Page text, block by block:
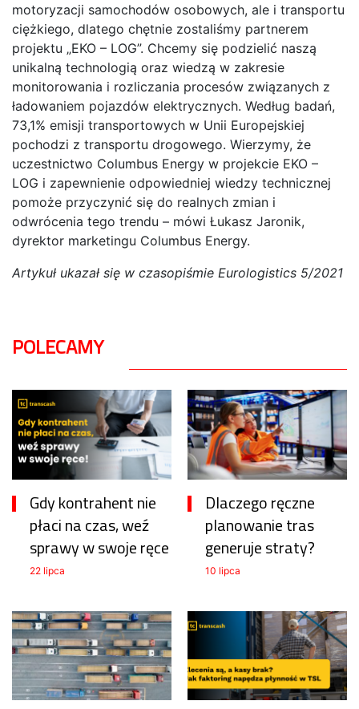
motoryzacji samochodów osobowych, ale i transportu
ciężkiego, dlatego chętnie zostaliśmy partnerem
projektu „EKO – LOG”. Chcemy się podzielić naszą
unikalną technologią oraz wiedzą w zakresie
monitorowania i rozliczania procesów związanych z
ładowaniem pojazdów elektrycznych. Według badań,
73,1% emisji transportowych w Unii Europejskiej
pochodzi z transportu drogowego. Wierzymy, że
uczestnictwo Columbus Energy w projekcie EKO –
LOG i zapewnienie odpowiedniej wiedzy technicznej
pomoże przyczynić się do realnych zmian i
odwrócenia tego trendu – mówi Łukasz Jaronik,
dyrektor marketingu Columbus Energy.
Artykuł ukazał się w czasopiśmie Eurologistics 5/2021
POLECAMY
Gdy kontrahent nie
płaci na czas, weź
sprawy w swoje ręce
22 lipca
Dlaczego ręczne
planowanie tras
generuje straty?
10 lipca